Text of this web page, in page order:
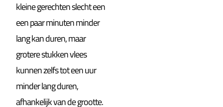
kleine gerechten slecht een
een paar minuten minder
lang kan duren, maar
grotere stukken vlees
kunnen zelfs tot een uur
minder lang duren,
afhankelijk van de grootte.